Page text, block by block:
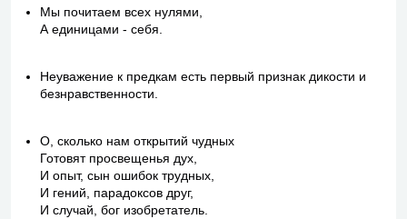
Мы почитаем всех нулями,
А единицами - себя.
Неуважение к предкам есть первый признак дикости и
безнравственности.
О, сколько нам открытий чудных
Готовят просвещенья дух,
И опыт, сын ошибок трудных,
И гений, парадоксов друг,
И случай, бог изобретатель.